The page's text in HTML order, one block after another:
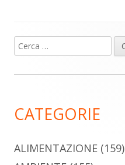
Barra
laterale
Ricerca
per:
CATEGORIE
ALIMENTAZIONE (159)